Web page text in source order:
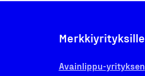
Merkkiyrityksille
Avainlippu-yrityksen